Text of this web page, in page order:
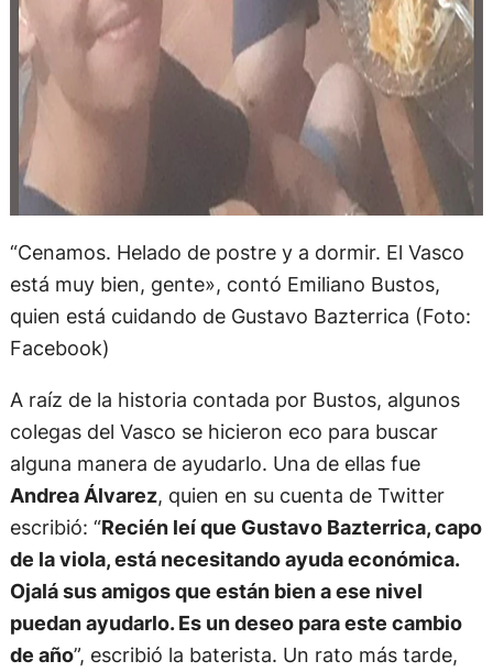
“Cenamos. Helado de postre y a dormir. El Vasco
está muy bien, gente», contó Emiliano Bustos,
quien está cuidando de Gustavo Bazterrica (Foto:
Facebook)
A raíz de la historia contada por Bustos, algunos
colegas del Vasco se hicieron eco para buscar
alguna manera de ayudarlo. Una de ellas fue
Andrea Álvarez, quien en su cuenta de Twitter
escribió: “Recién leí que Gustavo Bazterrica, capo
de la viola, está necesitando ayuda económica.
Ojalá sus amigos que están bien a ese nivel
puedan ayudarlo. Es un deseo para este cambio
de año”, escribió la baterista. Un rato más tarde,